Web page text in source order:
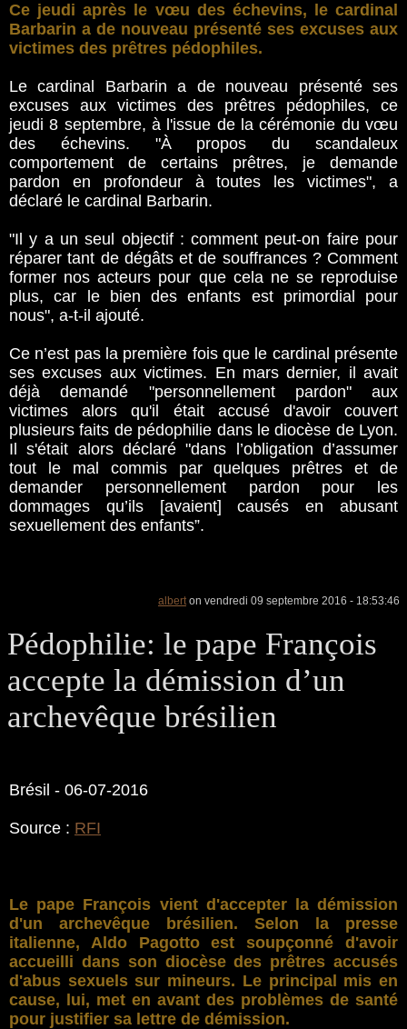
Ce jeudi après le vœu des échevins, le cardinal
Barbarin a de nouveau présenté ses excuses aux
victimes des prêtres pédophiles.
Le cardinal Barbarin a de nouveau présenté ses
excuses aux victimes des prêtres pédophiles, ce
jeudi 8 septembre, à l'issue de la cérémonie du vœu
des échevins. "À propos du scandaleux
comportement de certains prêtres, je demande
pardon en profondeur à toutes les victimes", a
déclaré le cardinal Barbarin.
"Il y a un seul objectif : comment peut-on faire pour
réparer tant de dégâts et de souffrances ? Comment
former nos acteurs pour que cela ne se reproduise
plus, car le bien des enfants est primordial pour
nous", a-t-il ajouté.
Ce n’est pas la première fois que le cardinal présente
ses excuses aux victimes. En mars dernier, il avait
déjà demandé "personnellement pardon" aux
victimes alors qu'il était accusé d'avoir couvert
plusieurs faits de pédophilie dans le diocèse de Lyon.
Il s'était alors déclaré "dans l’obligation d’assumer
tout le mal commis par quelques prêtres et de
demander personnellement pardon pour les
dommages qu’ils [avaient] causés en abusant
sexuellement des enfants”.
alberton vendredi 09 septembre 2016 - 18:53:46
Pédophilie: le pape François
accepte la démission d’un
archevêque brésilien
Brésil - 06-07-2016
Source : RFI
Le pape François vient d'accepter la démission
d'un archevêque brésilien. Selon la presse
italienne, Aldo Pagotto est soupçonné d'avoir
accueilli dans son diocèse des prêtres accusés
d'abus sexuels sur mineurs. Le principal mis en
cause, lui, met en avant des problèmes de santé
pour justifier sa lettre de démission.